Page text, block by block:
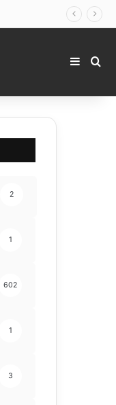
Kenar
2
1
602
1
3